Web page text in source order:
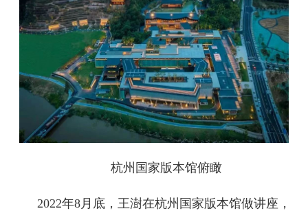
杭州国家版本馆俯瞰
2022年8月底，王澍在杭州国家版本馆做讲座，